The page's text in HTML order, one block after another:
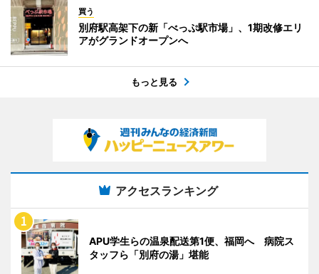
買う
別府駅高架下の新「べっぷ駅市場」、1期改修エリ
アがグランドオープンへ
もっと見る
アクセスランキング
APU学生らの温泉配送第1便、福岡へ 病院ス
タッフら「別府の湯」堪能